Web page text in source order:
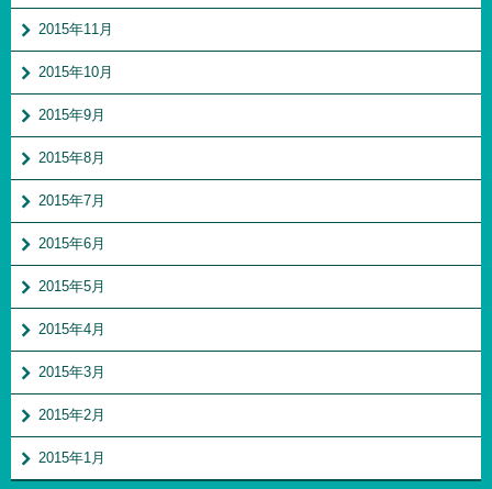
2015年11月
2015年10月
2015年9月
2015年8月
2015年7月
2015年6月
2015年5月
2015年4月
2015年3月
2015年2月
2015年1月